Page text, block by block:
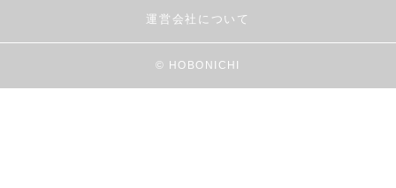
運営会社について
© HOBONICHI